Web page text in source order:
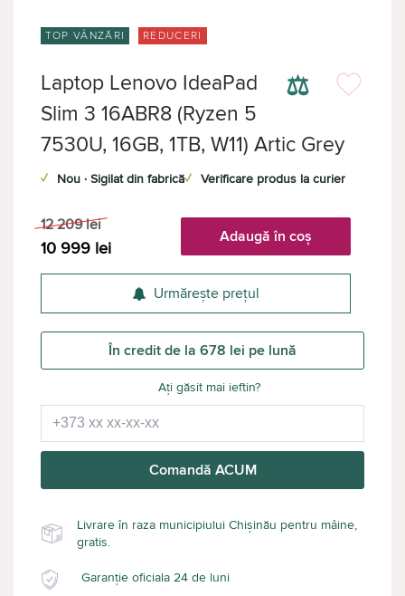
TOP VÂNZĂRI REDUCERI
⚖
Laptop Lenovo IdeaPad
Slim 3 16ABR8 (Ryzen 5
7530U, 16GB, 1TB, W11) Artic Grey
✓ Nou · Sigilat din fabrică✓ Verificare produs la curier
12 209 lei
10 999 lei
Adaugă în coș
Urmărește prețul
În credit de la 678 lei pe lună
Ați găsit mai ieftin?
Comandă ACUM
Livrare în raza municipiului Chișinău pentru mâine,
gratis.
Garanție oficiala 24 de luni